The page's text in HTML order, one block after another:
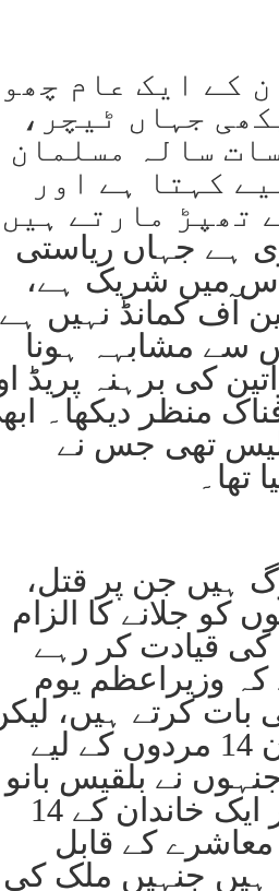
کے ایک عام
جہاں ٹیچر،
سالہ مسلمان
کہتا ہے اور
تھپڑ مارتے
ہے جہاں ریاستی
میں شریک ہے،
آف کمانڈ نہیں
سے مشابہہ ہونا
کی برہنہ پریڈ
منظر دیکھا۔
تھی جس نے
تھا۔
ہیں جن پر قتل،
کو جلانے کا الزام
قیادت کر رہے
وزیراعظم یوم
بات کرتے ہیں،
اسی لمحے ان کی حکومت ان 14 مردوں کے لیے
نے بلقیس
ساتھ اجتماعی زیادتی کی اور ایک خاندان کے 14
معاشرے کے قابل
ہیں جنہیں ملک کی